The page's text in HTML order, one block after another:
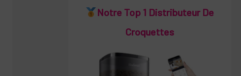
Notre Top 1 Distributeur De
Croquettes